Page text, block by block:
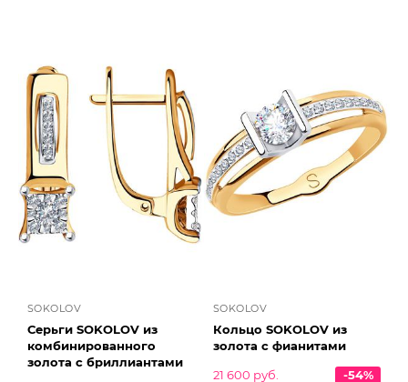
SOKOLOV
Серьги SOKOLOV из
комбинированного
золота с бриллиантами
SOKOLOV
Кольцо SOKOLOV из
золота с фианитами
21 600 руб.
-54%